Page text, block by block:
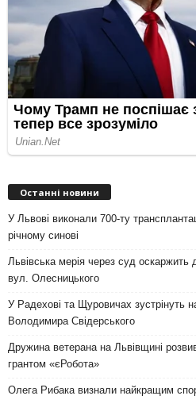
Останні новини
У Львові виконали 700-ту
річному синові
Львівська мерія через суд оскаржить
вул. Олесницького
У Радехові та Щуровичах зустрінуть
Володимира Свідерського
Дружина ветерана на Львівщині
грантом «єРобота»
Олега Рибака визнали найкращим